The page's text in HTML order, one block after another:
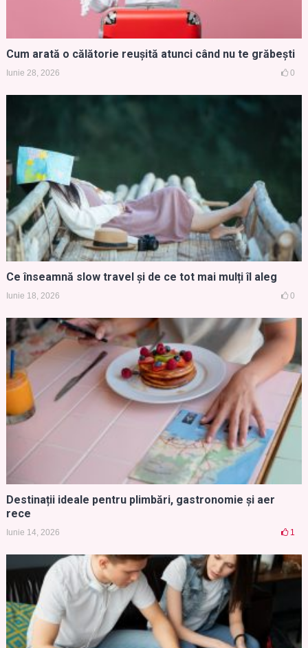
Cum arată o călătorie reușită atunci când nu te grăbești
Iunie 28, 2026 0
Ce înseamnă slow travel și de ce tot mai mulți îl aleg
Iunie 18, 2026 0
Destinații ideale pentru plimbări, gastronomie și aer
rece
Iunie 14, 2026 1